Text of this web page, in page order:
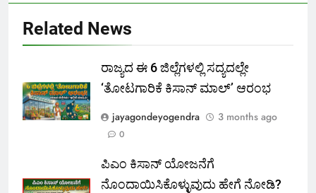
Related News
ರಾಜ್ಯದ ಈ 6 ಜಿಲ್ಲೆಗಳಲ್ಲಿ ಸದ್ಯದಲ್ಲೇ
‘ತೋಟಗಾರಿಕೆ ಕಿಸಾನ್ ಮಾಲ್‌’ ಆರಂಭ
jayagondeyogendra
3 months ago
0
ಪಿಎಂ ಕಿಸಾನ್ ಯೋಜನೆಗೆ
ನೊಂದಾಯಿಸಿಕೊಳ್ಳುವುದು ಹೇಗೆ ನೋಡಿ?